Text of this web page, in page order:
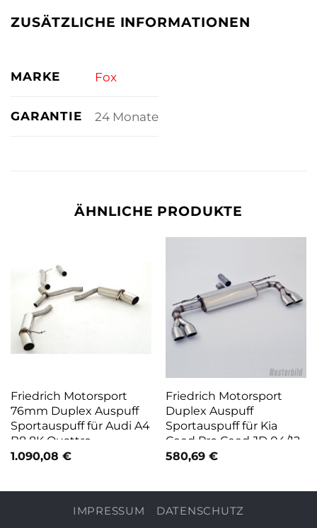
ZUSÄTZLICHE INFORMATIONEN
MARKE Fox
GARANTIE 24 Monate
ÄHNLICHE PRODUKTE
Friedrich Motorsport
76mm Duplex Auspuff
Sportauspuff für Audi A4
B8 8K Quattro
1.090,08 €
Friedrich Motorsport
Duplex Auspuff
Sportauspuff für Kia
Ceed Pro Ceed JD 04/12-
580,69 €
IMPRESSUM DATENSCHUTZ